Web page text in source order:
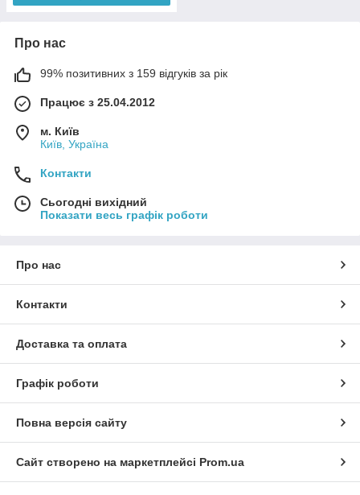
Про нас
99% позитивних з 159 відгуків за рік
Працює з 25.04.2012
м. Київ
Київ, Україна
Контакти
Сьогодні вихідний
Показати весь графік роботи
Про нас
Контакти
Доставка та оплата
Графік роботи
Повна версія сайту
Сайт створено на маркетплейсі Prom.ua